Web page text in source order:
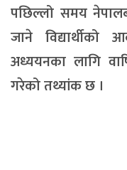
पछिल्लो समय
जाने विद्यार्थीको
अध्ययनका लागि
गरेको तथ्यांक छ ।